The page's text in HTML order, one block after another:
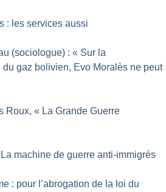
: les services aussi
(sociologue) : « Sur la
gaz bolivien, Evo Moralès ne peut
Roux, « La Grande Guerre
machine de guerre anti-immigrés
: pour l’abrogation de la loi du